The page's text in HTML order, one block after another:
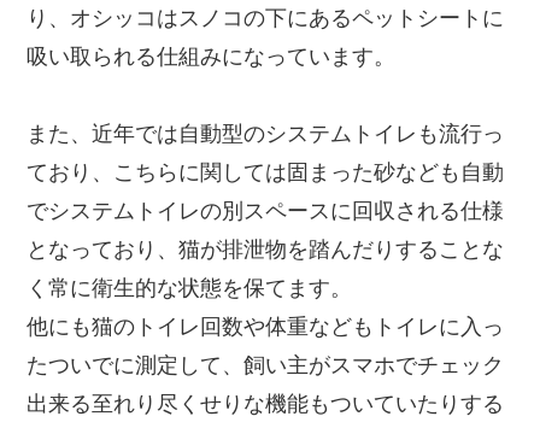
り、オシッコはスノコの下にあるペットシートに
吸い取られる仕組みになっています。
また、近年では自動型のシステムトイレも流行っ
ており、こちらに関しては固まった砂なども自動
でシステムトイレの別スペースに回収される仕様
となっており、猫が排泄物を踏んだりすることな
く常に衛生的な状態を保てます。
他にも猫のトイレ回数や体重などもトイレに入っ
たついでに測定して、飼い主がスマホでチェック
出来る至れり尽くせりな機能もついていたりする